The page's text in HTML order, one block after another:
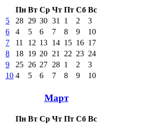
Пн Вт Ср Чт Пт Сб Вс
5
28 29 30 31 1 2
3
6
4 5 6 7 8 9
10
7
11 12 13 14 15 16 17
8
18 19 20 21 22 23 24
9
25 26 27 28 1 2
3
10 4 5 6 7 8 9 10
Март
Пн Вт Ср Чт Пт Сб Вс